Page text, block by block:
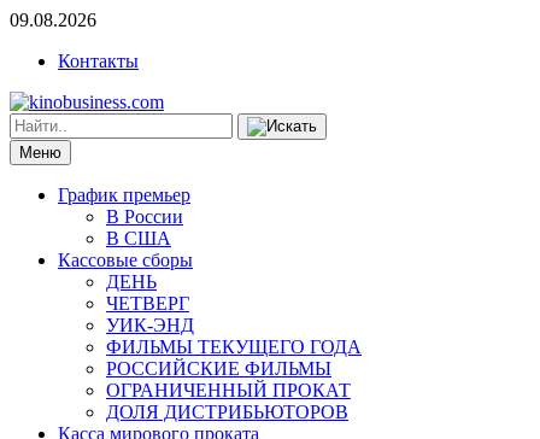
09.08.2026
Контакты
Меню
График премьер
В России
В США
Кассовые сборы
ДЕНЬ
ЧЕТВЕРГ
УИК-ЭНД
ФИЛЬМЫ ТЕКУЩЕГО ГОДА
РОССИЙСКИЕ ФИЛЬМЫ
ОГРАНИЧЕННЫЙ ПРОКАТ
ДОЛЯ ДИСТРИБЬЮТОРОВ
Касса мирового проката